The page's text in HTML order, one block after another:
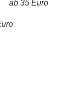
ab 35 Euro